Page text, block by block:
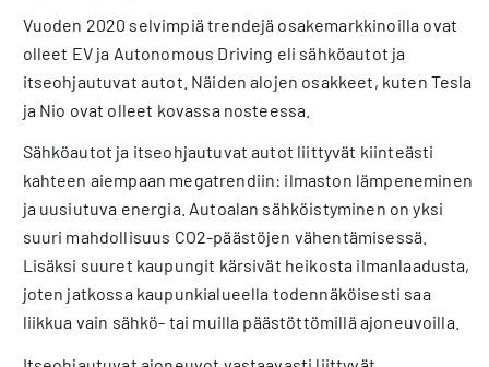
Vuoden 2020 selvimpiä trendejä osakemarkkinoilla ovat
olleet EV ja Autonomous Driving eli sähköautot ja
itseohjautuvat autot. Näiden alojen osakkeet, kuten Tesla
ja Nio ovat olleet kovassa nosteessa.
Sähköautot ja itseohjautuvat autot liittyvät kiinteästi
kahteen aiempaan megatrendiin: ilmaston lämpeneminen
ja uusiutuva energia. Autoalan sähköistyminen on yksi
suuri mahdollisuus CO2-päästöjen vähentämisessä.
Lisäksi suuret kaupungit kärsivät heikosta ilmanlaadusta,
joten jatkossa kaupunkialueella todennäköisesti saa
liikkua vain sähkö- tai muilla päästöttömillä ajoneuvoilla.